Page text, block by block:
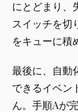
にとどまり、
スイッチを切
をキューに積
最後に、自動
できるイベン
ん。手順Aが